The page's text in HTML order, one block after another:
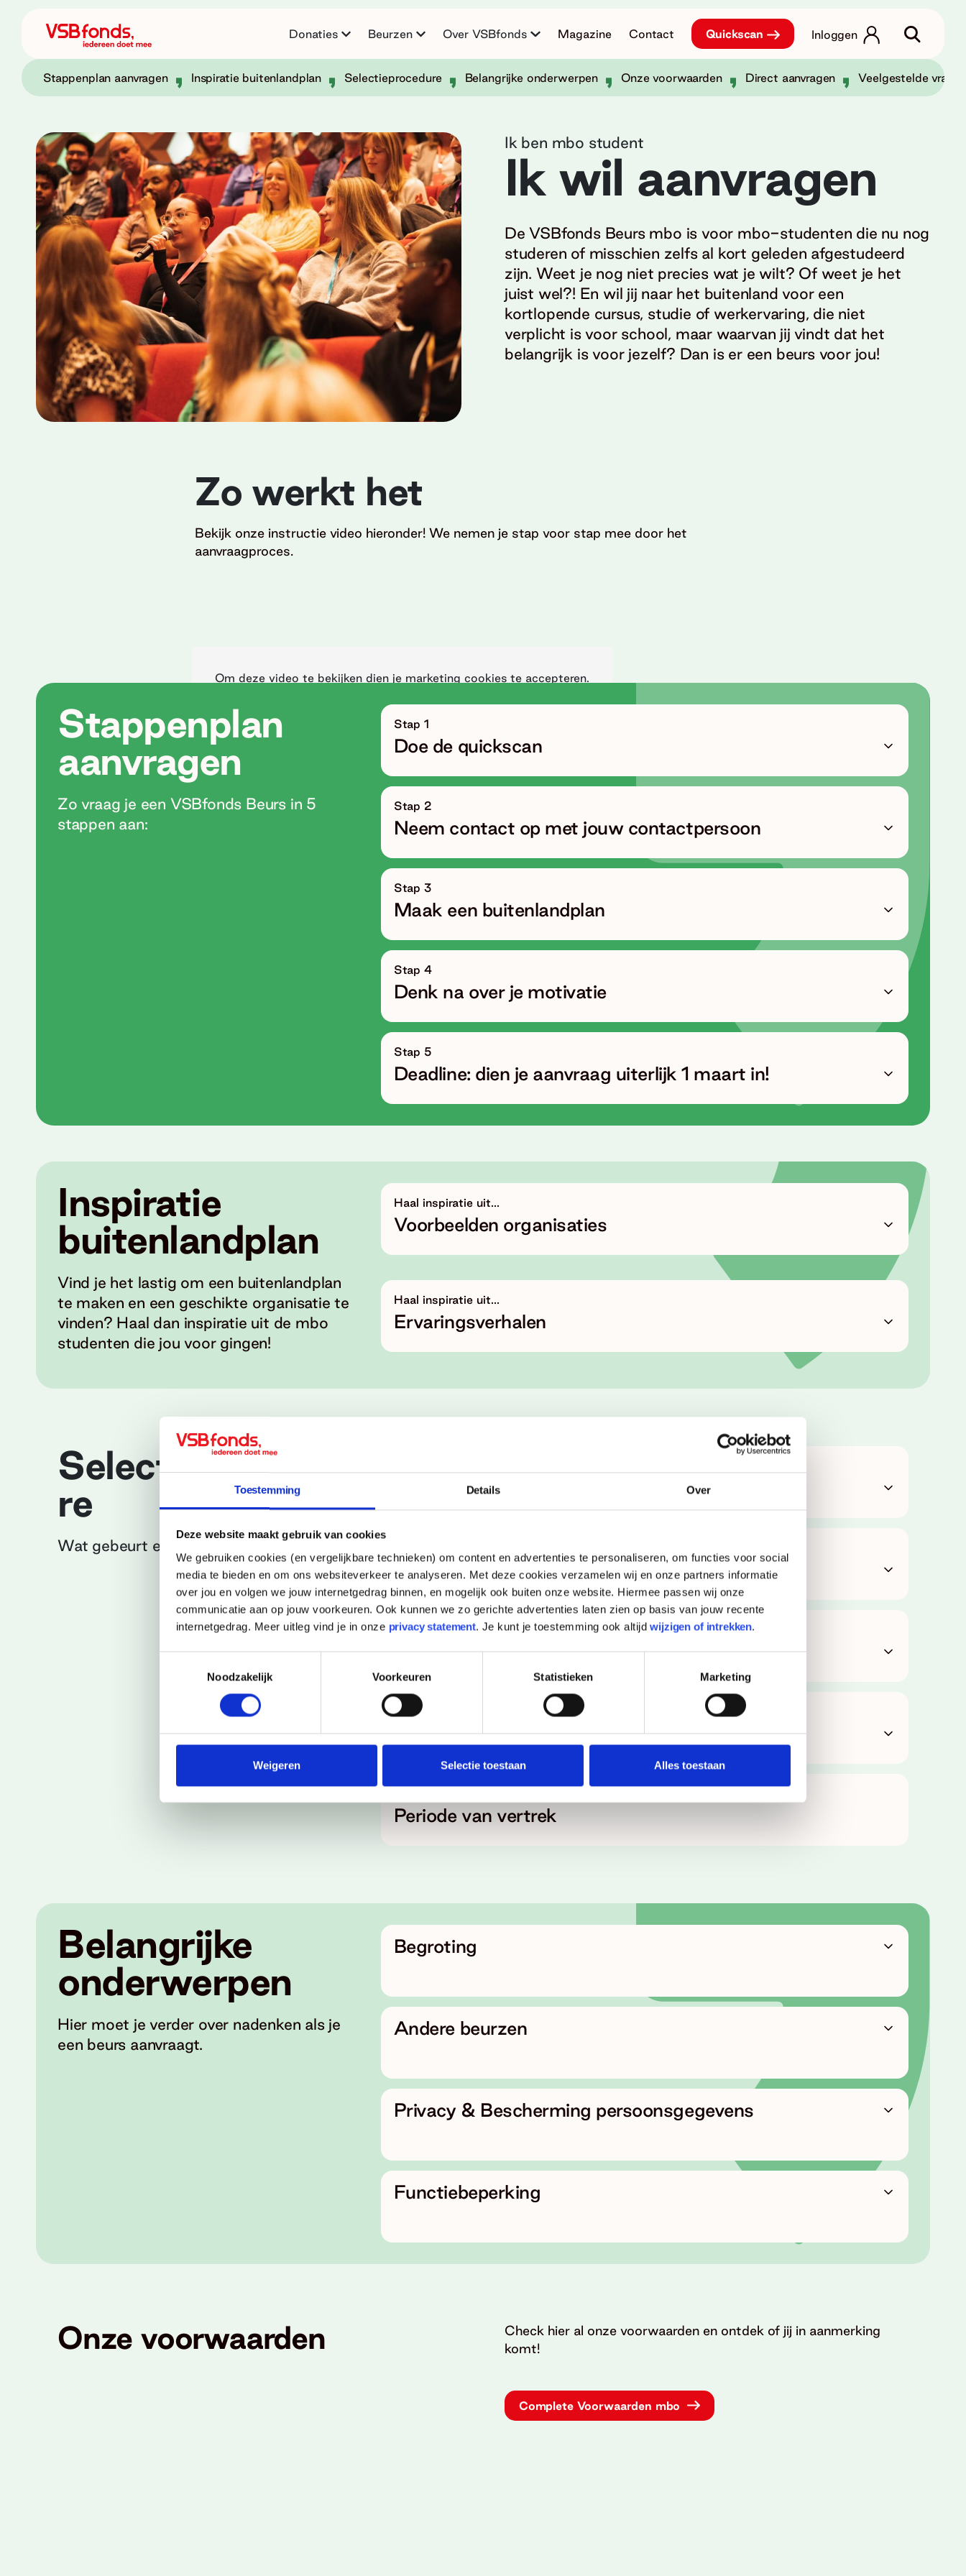
Toestemming Details Over
Deze website maakt gebruik van cookies
We gebruiken cookies (en vergelijkbare technieken) om content en advertenties te personaliseren, om functies voor social
media te bieden en om ons websiteverkeer te analyseren. Met deze cookies verzamelen wij en onze partners informatie
over jou en volgen we jouw internetgedrag binnen, en mogelijk ook buiten onze website. Hiermee passen wij onze
communicatie aan op jouw voorkeuren. Ook kunnen we zo gerichte advertenties laten zien op basis van jouw recente
internetgedrag. Meer uitleg vind je in onze privacy statement. Je kunt je toestemming ook altijd wijzigen of intrekken.
Noodzakelijk
Voorkeuren Statistieken Marketing
Weigeren Selectie toestaan Alles toestaan
Donaties Beurzen Over VSBfonds Magazine Contact Quickscan Inloggen
Stappenplan aanvragen Inspiratie buitenlandplan Selectieprocedure Belangrijke onderwerpen Onze voorwaarden Direct aanvragen Veelgestelde
Ik ben mbo student
Ik wil aanvragen
De VSBfonds Beurs mbo is voor mbo-studenten die nu nog
studeren of misschien zelfs al kort geleden afgestudeerd
zijn. Weet je nog niet precies wat je wilt? Of weet je het
juist wel?! En wil jij naar het buitenland voor een
kortlopende cursus, studie of werkervaring, die niet
verplicht is voor school, maar waarvan jij vindt dat het
belangrijk is voor jezelf? Dan is er een beurs voor jou!
Zo werkt het
Bekijk onze instructie video hieronder! We nemen je stap voor stap mee door het
aanvraagproces.
Om deze video te bekijken dien je marketing cookies te accepteren.
Cookie-instellingen wijzigen
Stappenplan
aanvragen
Zo vraag je een VSBfonds Beurs in 5
stappen aan:
Stap 1
Doe de quickscan
Stap 2
Neem contact op met jouw contactpersoon
Stap 3
Maak een buitenlandplan
Stap 4
Denk na over je motivatie
Stap 5
Deadline: dien je aanvraag uiterlijk 1 maart in!
Inspiratie
buitenlandplan
Vind je het lastig om een buitenlandplan
te maken en een geschikte organisatie te
vinden? Haal dan inspiratie uit de mbo
studenten die jou voor gingen!
Haal inspiratie uit...
Voorbeelden organisaties
Haal inspiratie uit...
Ervaringsverhalen
Selectieprocedu
re
Wat gebeurt er na je aanvraag?
Schriftelijke & mondelinge fase van de selectie
Voordracht kandidaten
Begin mei 2026
Definitieve toekenningen
12 juni 2026
Uitreiking VSBfonds Beurzen
Periode van vertrek
Belangrijke
onderwerpen
Hier moet je verder over nadenken als je
een beurs aanvraagt.
Begroting
Andere beurzen
Privacy & Bescherming persoonsgegevens
Functiebeperking
Onze voorwaarden
Check hier al onze voorwaarden en ontdek of jij in aanmerking
komt!
Complete Voorwaarden mbo